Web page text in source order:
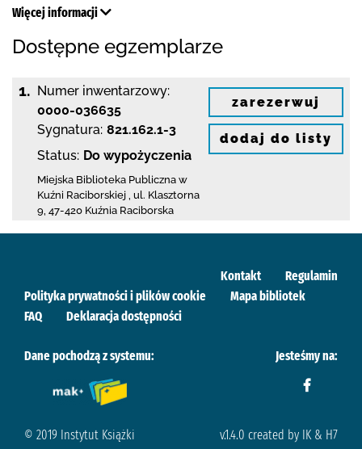
Więcej informacji
Dostępne egzemplarze
1. Numer inwentarzowy:
0000-036635
Sygnatura: 821.162.1-3
Status: Do wypożyczenia
Miejska Biblioteka Publiczna w
Kuźni Raciborskiej ul. Klasztorna
9 47-420 Kuźnia Raciborska
zarezerwuj
dodaj do listy
Kontakt
Regulamin
Polityka prywatności i plików cookie
Mapa bibliotek
FAQ
Deklaracja dostępności
Dane pochodzą z systemu: Jesteśmy na:
© 2019 Instytut Książki v.1.4.0 created by IK & H7